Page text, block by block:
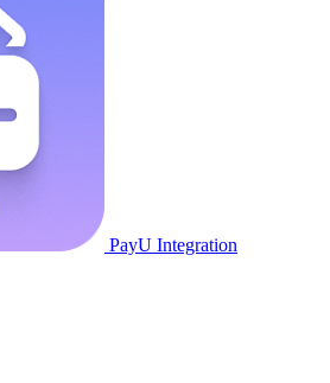
PayU Integration